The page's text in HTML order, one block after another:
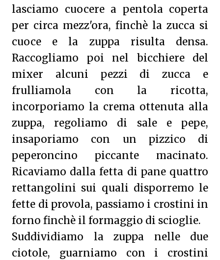
lasciamo cuocere a pentola coperta
per circa mezz'ora, finchè la zucca si
cuoce e la zuppa risulta densa.
Raccogliamo poi nel bicchiere del
mixer alcuni pezzi di zucca e
frulliamola con la ricotta,
incorporiamo la crema ottenuta alla
zuppa, regoliamo di sale e pepe,
insaporiamo con un pizzico di
peperoncino piccante macinato.
Ricaviamo dalla fetta di pane quattro
rettangolini sui quali disporremo le
fette di provola, passiamo i crostini in
forno finchè il formaggio di scioglie.
Suddividiamo la zuppa nelle due
ciotole, guarniamo con i crostini